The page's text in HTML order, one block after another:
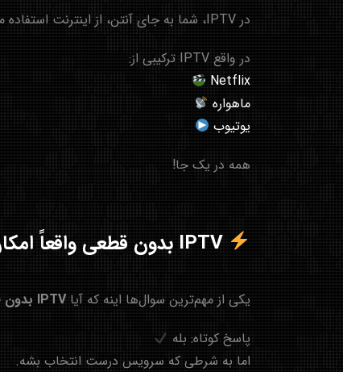
در IPTV، شما به جای آنتن، از اینترنت استفاده می‌کنی و به هزاران کانال، فیلم و سریال دسترسی داری.
در واقع IPTV ترکیبی از:
Netflix
ماهواره
یوتیوب
همه در یک جا!
IPTV بدون قطعی واقعاً امکان‌پذیر است؟
یکی از مهم‌ترین سوال‌ها اینه که آیاIPTV بدون قطعی
پاسخ کوتاه: بله
اما به شرطی که سرویس درست انتخاب بشه.